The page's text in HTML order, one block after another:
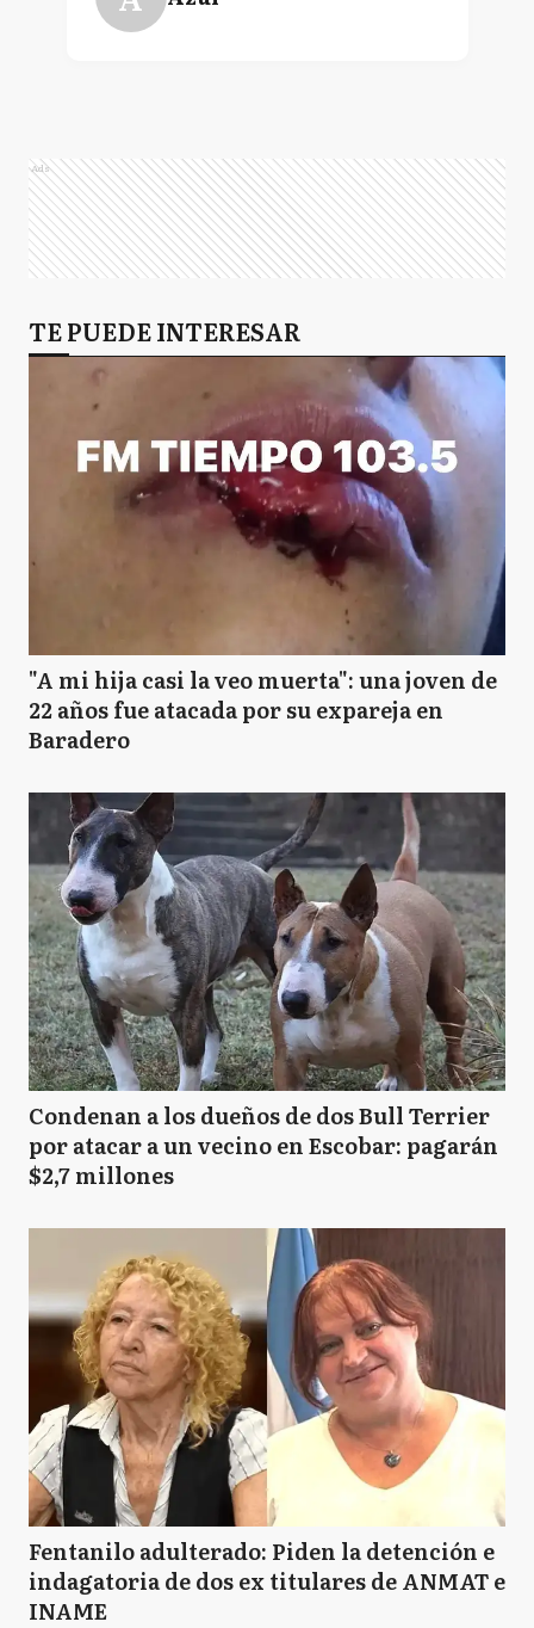
Ads
TE PUEDE INTERESAR
"A mi hija casi la veo muerta": una joven de
22 años fue atacada por su expareja en
Baradero
Condenan a los dueños de dos Bull Terrier
por atacar a un vecino en Escobar: pagarán
$2,7 millones
Fentanilo adulterado: Piden la detención e
indagatoria de dos ex titulares de ANMAT e
INAME